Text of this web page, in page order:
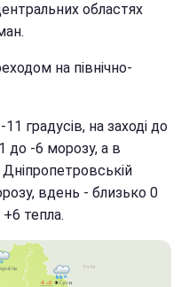
областях
на північно-
градусів, на заході до
до -6 морозу, а в
Дніпропетровській
вдень - близько 0
тепла.